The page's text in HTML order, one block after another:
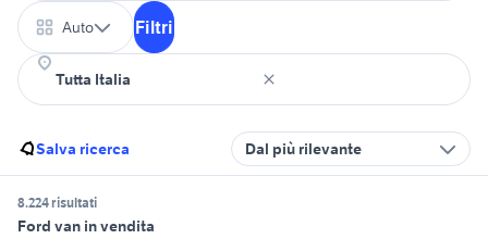
Auto Filtri
Salva ricerca Dal più rilevante
8.224 risultati
Ford van in vendita